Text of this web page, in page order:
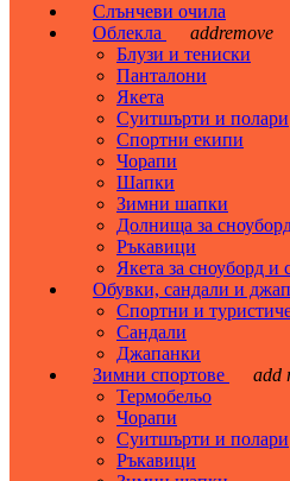
Слънчеви очила
Облекла
addremove
Блузи и тениски
Панталони
Якета
Суитшърти и полари
Спортни екипи
Чорапи
Шапки
Зимни шапки
Долнища за
Ръкавици
Якета за сноуборд и
Обувки, сандали и
Спортни и
Сандали
Джапанки
Зимни спортове
add
Термобельо
Чорапи
Суитшърти и полари
Ръкавици